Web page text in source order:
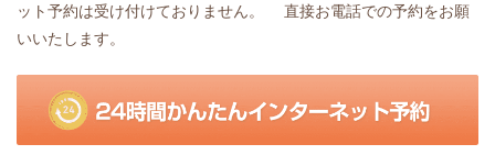
ット予約は受け付けておりません。 直接お電話での予約をお願
いいたします。